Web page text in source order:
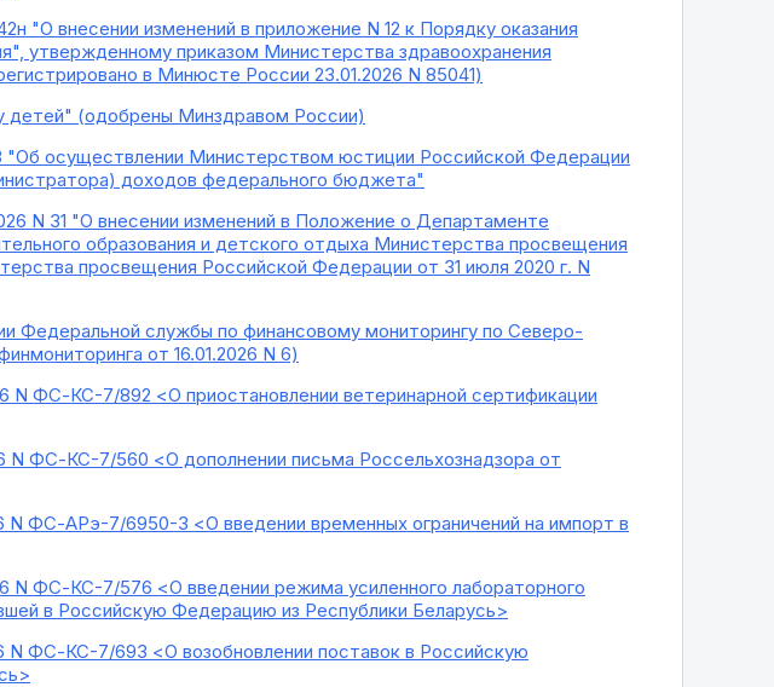
"О внесении изменений в приложение N 12 к Порядку оказания
утвержденному приказом Министерства здравоохранения
в Минюсте России 23.01.2026 N 85041)
детей" (одобрены Минздравом России)
"Об осуществлении Министерством юстиции Российской Федерации
доходов федерального бюджета"
N 31 "О внесении изменений в Положение о Департаменте
образования и детского отдыха Министерства просвещения
просвещения Российской Федерации от 31 июля 2020 г. N
Федеральной службы по финансовому мониторингу по Северо-
от 16.01.2026 N 6)
N ФС-КС-7/892 <О приостановлении ветеринарной сертификации
N ФС-КС-7/560 <О дополнении письма Россельхознадзора от
N ФС-АРэ-7/6950-3 <О введении временных ограничений на импорт в
N ФС-КС-7/576 <О введении режима усиленного лабораторного
в Российскую Федерацию из Республики Беларусь>
N ФС-КС-7/693 <О возобновлении поставок в Российскую